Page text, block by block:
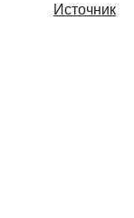
Источник